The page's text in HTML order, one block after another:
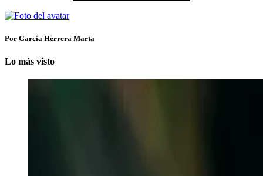
Por García Herrera Marta
Lo más visto